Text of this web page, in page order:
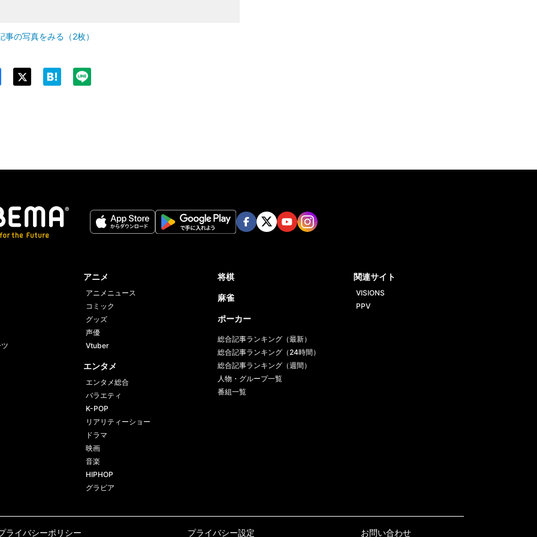
事の写真をみる（2枚）
アニメ
アニメニュース
コミック
グッズ
声優
Vtuber
エンタメ
エンタメ総合
バラエティ
K-POP
リアリティーショー
ドラマ
映画
音楽
HIPHOP
グラビア
将棋
麻雀
ポーカー
総合記事ランキング（最新）
総合記事ランキング（24時間）
総合記事ランキング（週間）
人物・グループ一覧
番組一覧
関連サイト
VISIONS
PPV
ライバシーポリシー プライバシー設定 お問い合わせ